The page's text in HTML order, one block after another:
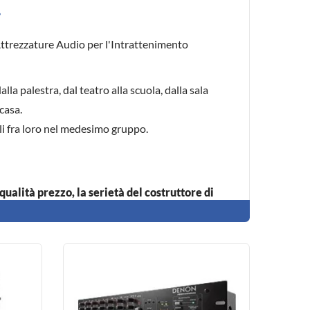
Audio per l'Intrattenimento
palestra, dal teatro alla scuola, dalla sala
fra loro nel medesimo gruppo.
prezzo, la serietà del costruttore di
concorrenza.